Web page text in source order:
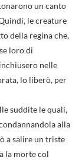
un canto
le creature
della regina che,
loro di
nelle
lo liberò, per
suddite le quali,
alla
a salire un triste
la morte col